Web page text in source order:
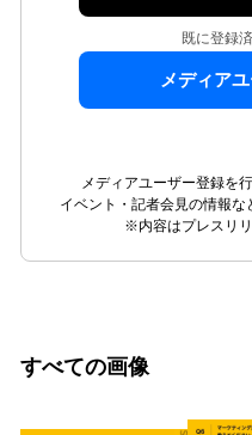
既に登録
メディア
メディアユーザー登録を
イベント・記者会見の情報な
※内容はプレスリリ
すべての画像